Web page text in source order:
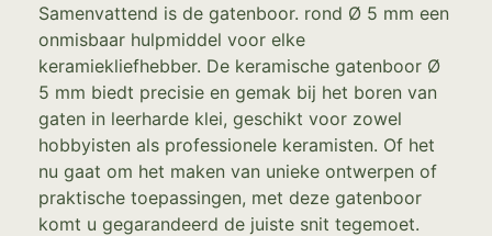
Samenvattend is de gatenboor. rond Ø 5 mm een
onmisbaar hulpmiddel voor elke
keramiekliefhebber. De keramische gatenboor Ø
5 mm biedt precisie en gemak bij het boren van
gaten in leerharde klei, geschikt voor zowel
hobbyisten als professionele keramisten. Of het
nu gaat om het maken van unieke ontwerpen of
praktische toepassingen, met deze gatenboor
komt u gegarandeerd de juiste snit tegemoet.